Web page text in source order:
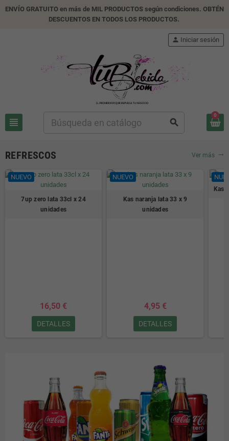
ENVÍO GRATUITO en más de MIL PRODUCTOS según condiciones. OBTÉN
DESCUENTOS EN TODOS LOS PRODUCTOS.
view_headline search
person Iniciar sesión
0
REFRESCOS Ver más trending_flat
NUEVO
7up zero lata 33cl x 24
unidades
16,50 €
DETALLES
NUEVO
Kas naranja lata 33 x 9
unidades
4,95 €
DETALLES
Kas